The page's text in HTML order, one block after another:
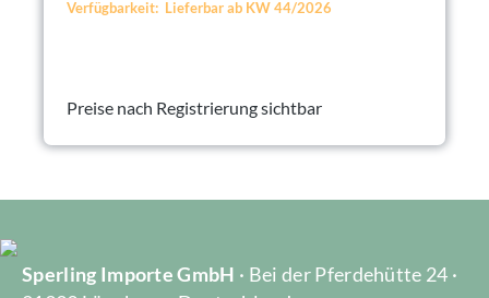
Verfügbarkeit: Lieferbar ab KW 44/2026
Preise nach Registrierung sichtbar
Sperling Importe GmbH · Bei der Pferdehütte 24 ·